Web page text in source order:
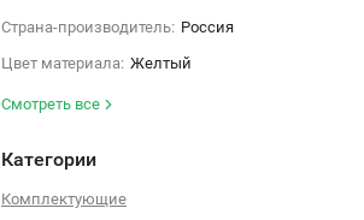
Страна-производитель: Россия
Цвет материала: Желтый
Смотреть все
Категории
Комплектующие